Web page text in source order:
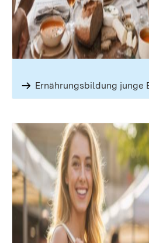
Ernährungs­bildung junge